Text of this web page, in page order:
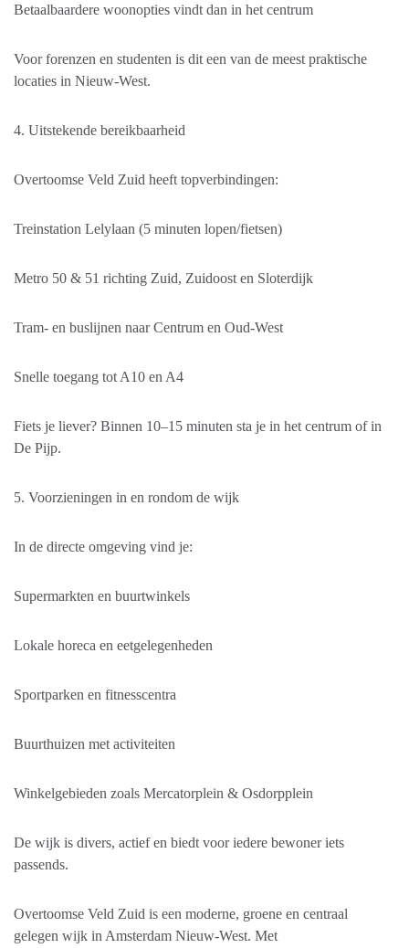
Betaalbaardere woonopties vindt dan in het centrum
Voor forenzen en studenten is dit een van de meest praktische
locaties in Nieuw-West.
4. Uitstekende bereikbaarheid
Overtoomse Veld Zuid heeft topverbindingen:
Treinstation Lelylaan (5 minuten lopen/fietsen)
Metro 50 & 51 richting Zuid, Zuidoost en Sloterdijk
Tram- en buslijnen naar Centrum en Oud-West
Snelle toegang tot A10 en A4
Fiets je liever? Binnen 10–15 minuten sta je in het centrum of in
De Pijp.
5. Voorzieningen in en rondom de wijk
In de directe omgeving vind je:
Supermarkten en buurtwinkels
Lokale horeca en eetgelegenheden
Sportparken en fitnesscentra
Buurthuizen met activiteiten
Winkelgebieden zoals Mercatorplein & Osdorpplein
De wijk is divers, actief en biedt voor iedere bewoner iets
passends.
Overtoomse Veld Zuid is een moderne, groene en centraal
gelegen wijk in Amsterdam Nieuw-West. Met